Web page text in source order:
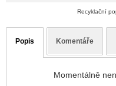
Recyklační
Popis Komentáře
Momentálně